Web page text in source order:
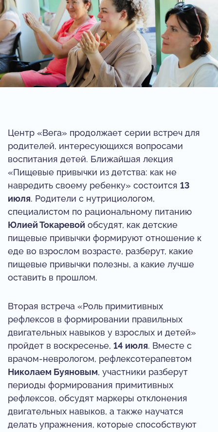
Центр «Вега» продолжает серии встреч для
родителей, интересующихся вопросами
воспитания детей. Ближайшая лекция
«Пищевые привычки из детства: как не
навредить своему ребенку» состоится 13
июля. Родители с нутрициологом,
специалистом по рациональному питанию
Юлией Токаревой обсудят, как детские
пищевые привычки формируют отношение к
еде во взрослом возрасте, разберут, какие
пищевые привычки полезны, а какие лучше
оставить в прошлом.
Вторая встреча «Роль примитивных
рефлексов в формировании правильных
двигательных навыков у взрослых и детей»
пройдет в воскресенье, 14 июля. Вместе с
врачом-неврологом, рефлексотерапевтом
Николаем Буяновым, участники разберут
периоды формирования примитивных
рефлексов, обсудят маркеры отклонения
двигательных навыков, а также научатся
делать упражнения, которые способствуют